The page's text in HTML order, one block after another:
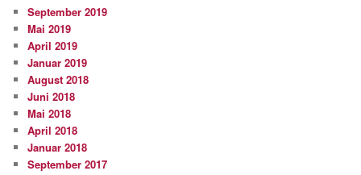
September 2019
Mai 2019
April 2019
Januar 2019
August 2018
Juni 2018
Mai 2018
April 2018
Januar 2018
September 2017